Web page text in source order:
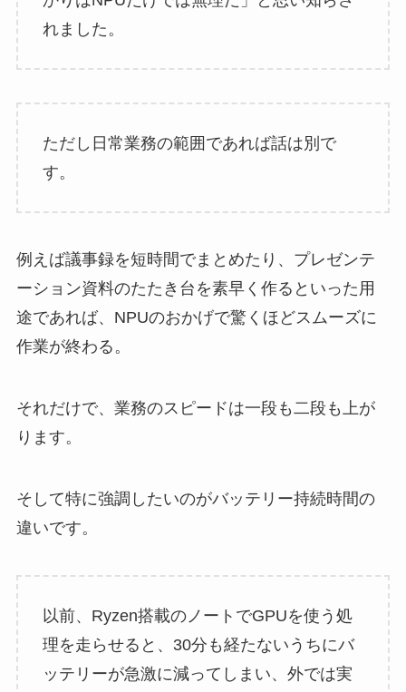
れました。
ただし日常業務の範囲であれば話は別で
す。
例えば議事録を短時間でまとめたり、プレゼンテ
ーション資料のたたき台を素早く作るといった用
途であれば、NPUのおかげで驚くほどスムーズに
作業が終わる。
それだけで、業務のスピードは一段も二段も上が
ります。
そして特に強調したいのがバッテリー持続時間の
違いです。
以前、Ryzen搭載のノートでGPUを使う処
理を走らせると、30分も経たないうちにバ
ッテリーが急激に減ってしまい、外では実